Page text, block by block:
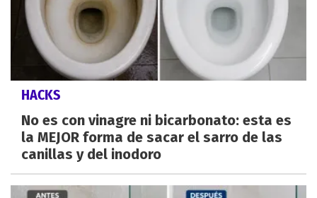
HACKS
No es con vinagre ni bicarbonato: esta es
la MEJOR forma de sacar el sarro de las
canillas y del inodoro